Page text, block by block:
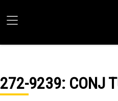
272-9239: CONJ